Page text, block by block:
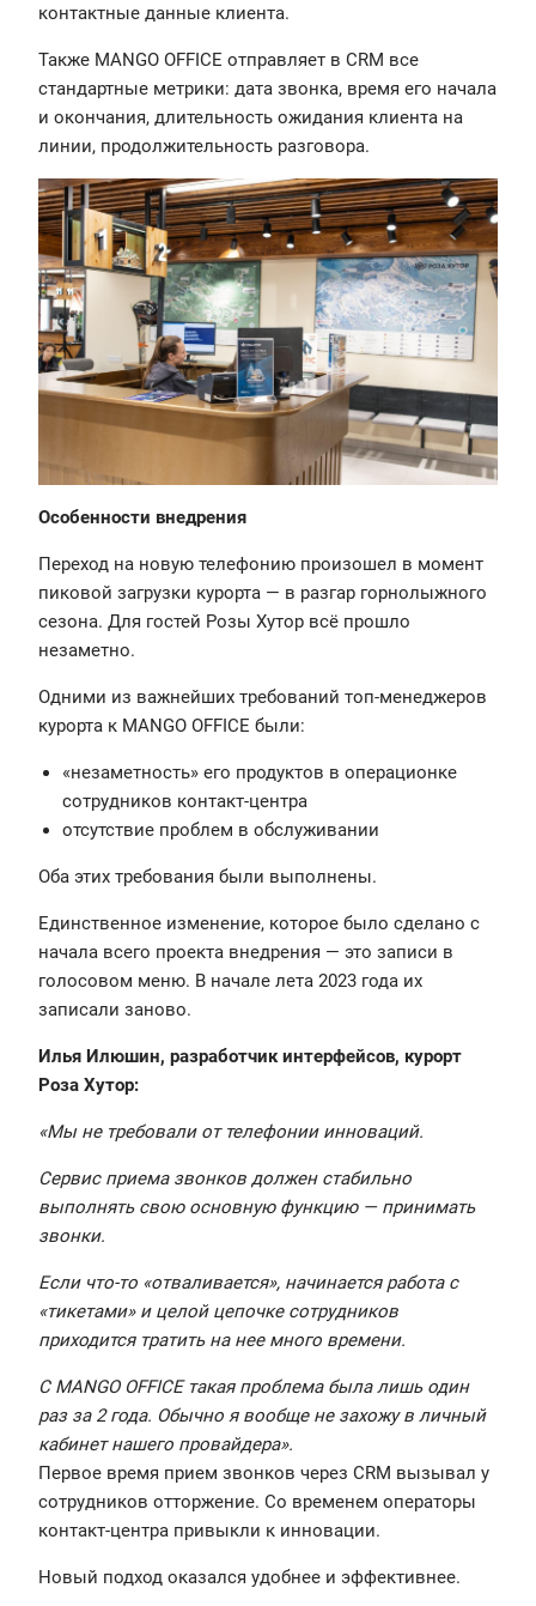
контактные данные клиента.
Также MANGO OFFICE отправляет в CRM все
стандартные метрики: дата звонка, время его начала
и окончания, длительность ожидания клиента на
линии, продолжительность разговора.
Особенности внедрения
Переход на новую телефонию произошел в момент
пиковой загрузки курорта — в разгар горнолыжного
сезона. Для гостей Розы Хутор всё прошло
незаметно.
Одними из важнейших требований топ-менеджеров
курорта к MANGO OFFICE были:
«незаметность» его продуктов в операционке
сотрудников контакт-центра
отсутствие проблем в обслуживании
Оба этих требования были выполнены.
Единственное изменение, которое было сделано с
начала всего проекта внедрения — это записи в
голосовом меню. В начале лета 2023 года их
записали заново.
Илья Илюшин, разработчик интерфейсов, курорт
Роза Хутор:
«Мы не требовали от телефонии инноваций.
Сервис приема звонков должен стабильно
выполнять свою основную функцию — принимать
звонки.
Если что-то «отваливается», начинается работа с
«тикетами» и целой цепочке сотрудников
приходится тратить на нее много времени.
С MANGO OFFICE такая проблема была лишь один
раз за 2 года. Обычно я вообще не захожу в личный
кабинет нашего провайдера».
Первое время прием звонков через CRM вызывал у
сотрудников отторжение. Со временем операторы
контакт-центра привыкли к инновации.
Новый подход оказался удобнее и эффективнее.